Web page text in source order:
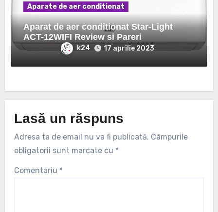
Aparate de aer conditionat
Aparat de aer conditionat Star-Light
ACT-12WIFI Review si Pareri
k24 17 aprilie 2023
Lasă un răspuns
Adresa ta de email nu va fi publicată. Câmpurile
obligatorii sunt marcate cu *
Comentariu *